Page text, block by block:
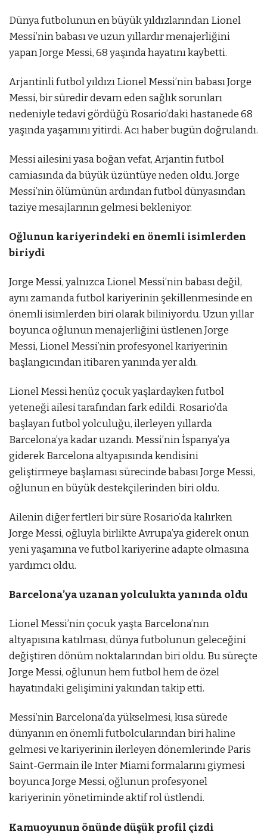
Dünya futbolunun en büyük yıldızlarından Lionel
Messi’nin babası ve uzun yıllardır menajerliğini
yapan Jorge Messi, 68 yaşında hayatını kaybetti.
Arjantinli futbol yıldızı Lionel Messi’nin babası Jorge
Messi, bir süredir devam eden sağlık sorunları
nedeniyle tedavi gördüğü Rosario’daki hastanede 68
yaşında yaşamını yitirdi. Acı haber bugün doğrulandı.
Messi ailesini yasa boğan vefat, Arjantin futbol
camiasında da büyük üzüntüye neden oldu. Jorge
Messi’nin ölümünün ardından futbol dünyasından
taziye mesajlarının gelmesi bekleniyor.
Oğlunun kariyerindeki en önemli isimlerden
biriydi
Jorge Messi, yalnızca Lionel Messi’nin babası değil,
aynı zamanda futbol kariyerinin şekillenmesinde en
önemli isimlerden biri olarak biliniyordu. Uzun yıllar
boyunca oğlunun menajerliğini üstlenen Jorge
Messi, Lionel Messi’nin profesyonel kariyerinin
başlangıcından itibaren yanında yer aldı.
Lionel Messi henüz çocuk yaşlardayken futbol
yeteneği ailesi tarafından fark edildi. Rosario’da
başlayan futbol yolculuğu, ilerleyen yıllarda
Barcelona’ya kadar uzandı. Messi’nin İspanya’ya
giderek Barcelona altyapısında kendisini
geliştirmeye başlaması sürecinde babası Jorge Messi,
oğlunun en büyük destekçilerinden biri oldu.
Ailenin diğer fertleri bir süre Rosario’da kalırken
Jorge Messi, oğluyla birlikte Avrupa’ya giderek onun
yeni yaşamına ve futbol kariyerine adapte olmasına
yardımcı oldu.
Barcelona’ya uzanan yolculukta yanında oldu
Lionel Messi’nin çocuk yaşta Barcelona’nın
altyapısına katılması, dünya futbolunun geleceğini
değiştiren dönüm noktalarından biri oldu. Bu süreçte
Jorge Messi, oğlunun hem futbol hem de özel
hayatındaki gelişimini yakından takip etti.
Messi’nin Barcelona’da yükselmesi, kısa sürede
dünyanın en önemli futbolcularından biri haline
gelmesi ve kariyerinin ilerleyen dönemlerinde Paris
Saint-Germain ile Inter Miami formalarını giymesi
boyunca Jorge Messi, oğlunun profesyonel
kariyerinin yönetiminde aktif rol üstlendi.
Kamuoyunun önünde düşük profil çizdi